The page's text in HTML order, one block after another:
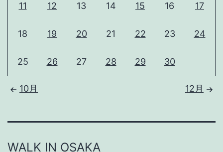
11 12 13 14 15 16 17
18 19 20 21 22 23 24
25 26 27 28 29 30
10月 12月
WALK IN OSAKA